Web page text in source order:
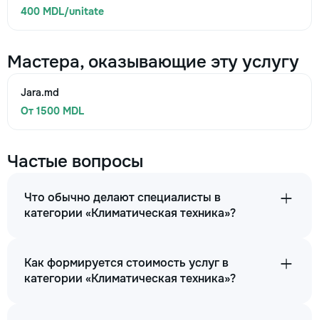
400 MDL/unitate
Мастера, оказывающие эту услугу
Jara.md
От 1500 MDL
Частые вопросы
Что обычно делают специалисты в
категории «Климатическая техника»?
Как формируется стоимость услуг в
категории «Климатическая техника»?